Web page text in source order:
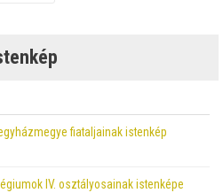
fiataljainak istenkép
IV. osztályosainak istenképe